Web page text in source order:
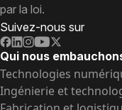
par la loi.
Suivez-nous sur
Qui nous
Technologies
Ingénierie et